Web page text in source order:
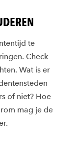
te
Check
Wat is er
of niet? Hoe
mag je de